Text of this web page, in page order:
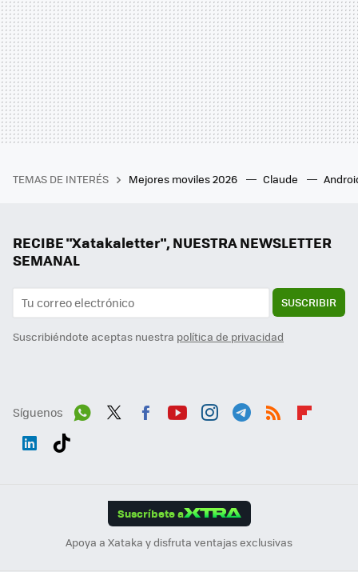
TEMAS DE INTERÉS Mejores moviles 2026 Claude
RECIBE "Xatakaletter", NUESTRA NEWSLETTER
SEMANAL
SUSCRIBIR
Suscribiéndote aceptas nuestra política de privacidad
Síguenos
Suscríbete a
Apoya a Xataka y disfruta ventajas exclusivas